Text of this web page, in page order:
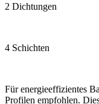
2 Dichtungen
4 Schichten
Für energieeffizientes
Profilen empfohlen.